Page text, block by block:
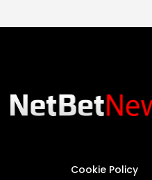
Cookie Policy